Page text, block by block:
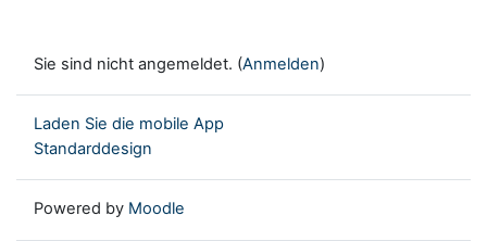
Sie sind nicht angemeldet. (Anmelden)
Laden Sie die mobile App
Standarddesign
Powered by Moodle